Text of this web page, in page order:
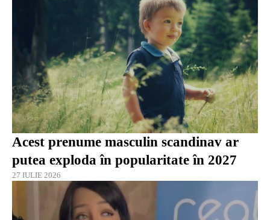
Acest prenume masculin scandinav ar
putea exploda în popularitate în 2027
27 IULIE 2026